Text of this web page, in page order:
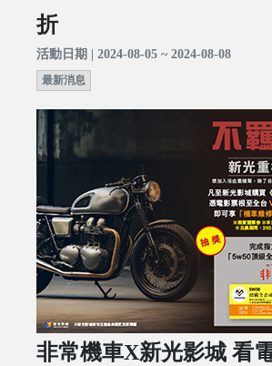
折
活動日期 | 2024-08-05 ~ 2024-08-08
最新消息
非常機車X新光影城 看